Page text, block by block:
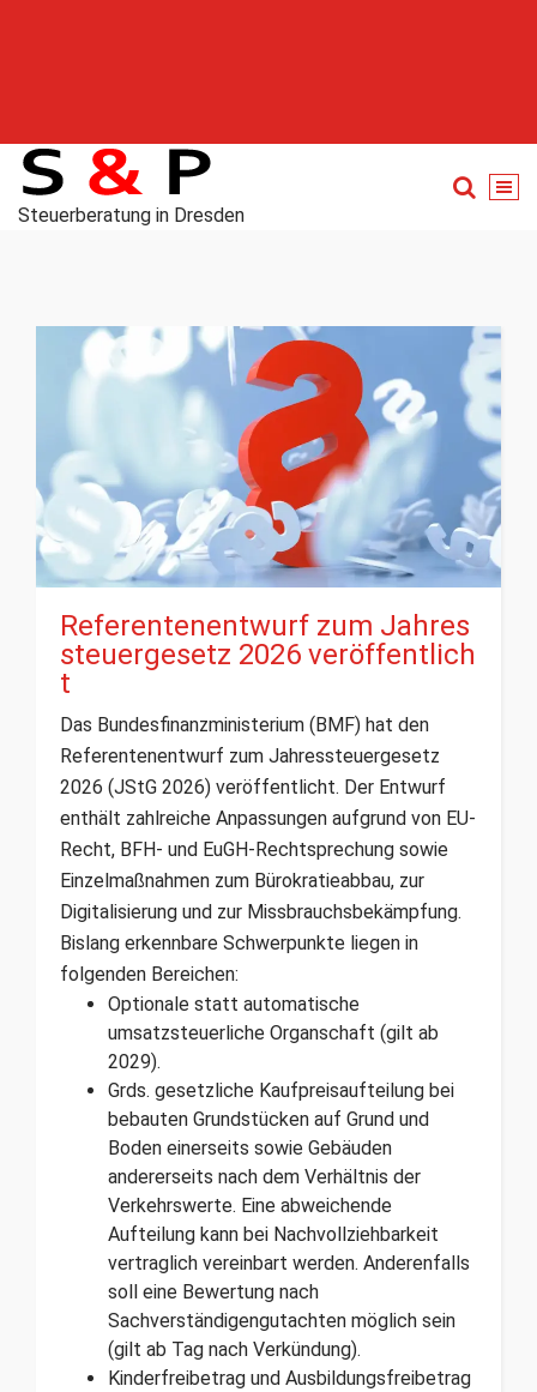
Steuerberatung in Dresden
Referentenentwurf zum Jahres
steuergesetz 2026 veröffentlich
t
Das Bundesfinanzministerium (BMF) hat den
Referentenentwurf zum Jahressteuergesetz
2026 (JStG 2026) veröffentlicht. Der Entwurf
enthält zahlreiche Anpassungen aufgrund von EU-
Recht, BFH- und EuGH-Rechtsprechung sowie
Einzelmaßnahmen zum Bürokratieabbau, zur
Digitalisierung und zur Missbrauchsbekämpfung.
Bislang erkennbare Schwerpunkte liegen in
folgenden Bereichen:
Optionale statt automatische
umsatzsteuerliche Organschaft (gilt ab
2029).
Grds. gesetzliche Kaufpreisaufteilung bei
bebauten Grundstücken auf Grund und
Boden einerseits sowie Gebäuden
andererseits nach dem Verhältnis der
Verkehrswerte. Eine abweichende
Aufteilung kann bei Nachvollziehbarkeit
vertraglich vereinbart werden. Anderenfalls
soll eine Bewertung nach
Sachverständigengutachten möglich sein
(gilt ab Tag nach Verkündung).
Kinderfreibetrag und Ausbildungsfreibetrag